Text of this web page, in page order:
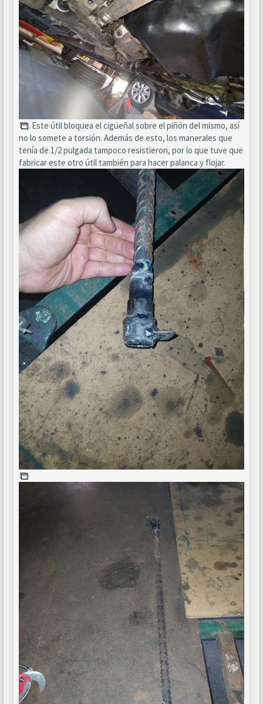
. Este útil bloquea el cigüeñal sobre el piñón del mismo, así
no lo somete a torsión. Además de esto, los manerales que
tenía de 1/2 pulgada tampoco resistieron, por lo que tuve que
fabricar este otro útil también para hacer palanca y flojar.